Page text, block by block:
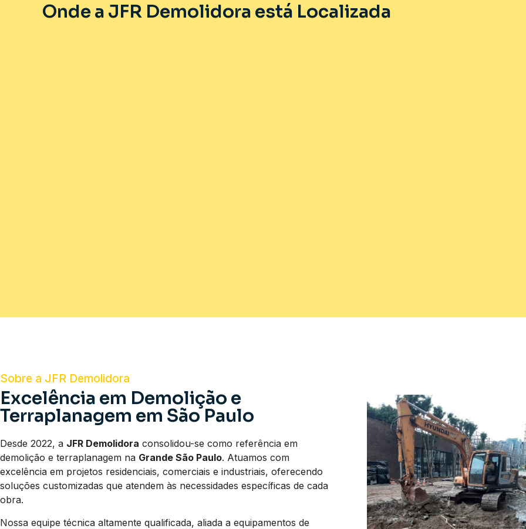
Onde a JFR Demolidora está Localizada
Sobre a JFR Demolidora
Excelência em Demolição e
Terraplanagem em São Paulo
Desde 2022, a JFR Demolidora consolidou-se como referência em
demolição e terraplanagem na Grande São Paulo. Atuamos com
excelência em projetos residenciais, comerciais e industriais, oferecendo
soluções customizadas que atendem às necessidades específicas de cada
obra.
Nossa equipe técnica altamente qualificada, aliada a equipamentos de